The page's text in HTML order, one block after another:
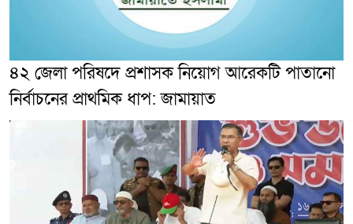
৪২ জেলা পরিষদে প্রশাসক নিয়োগ আরেকটি পাতানো
নির্বাচনের প্রাথমিক ধাপ: জামায়াত